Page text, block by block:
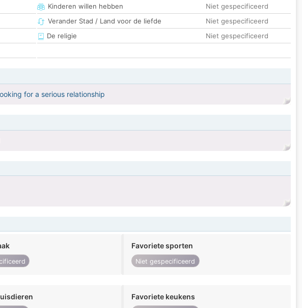
Kinderen willen hebben
Niet gespecificeerd
Verander Stad / Land voor de liefde
Niet gespecificeerd
De religie
Niet gespecificeerd
for a serious relationship
Favoriete sporten
Niet gespecificeerd
Favoriete keukens